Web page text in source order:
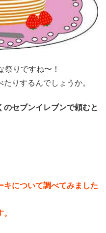
祭りですね〜！
りするんでしょうか。
セブンイレブンで頼むと
キについて調べてみました